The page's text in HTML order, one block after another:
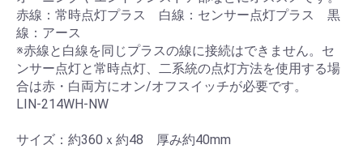
赤線：常時点灯プラス 白線：センサー点灯プラス 黒
線：アース
※赤線と白線を同じプラスの線に接続はできません。セ
ンサー点灯と常時点灯、二系統の点灯方法を使用する場
合は赤・白両方にオン/オフスイッチが必要です。
LIN-214WH-NW
サイズ：約360ｘ約48 厚み約40mm